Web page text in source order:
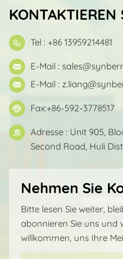
KONTAKTIEREN
Tel : +86 13959214481
E-Mail :
E-Mail :
Fax:+86-592-3778517
Adresse : Unit 905,
Second Road, Huli
Nehmen Sie
Bitte lesen Sie weiter,
abonnieren Sie uns und
willkommen, uns Ihre